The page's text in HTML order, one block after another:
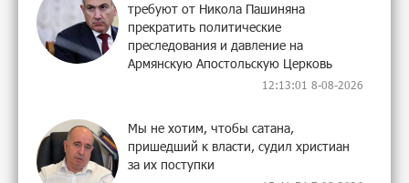
требуют от Никола Пашиняна
прекратить политические
преследования и давление на
Армянскую Апостольскую Церковь
12:13:01 8-08-2026
Мы не хотим, чтобы сатана,
пришедший к власти, судил христиан
за их поступки